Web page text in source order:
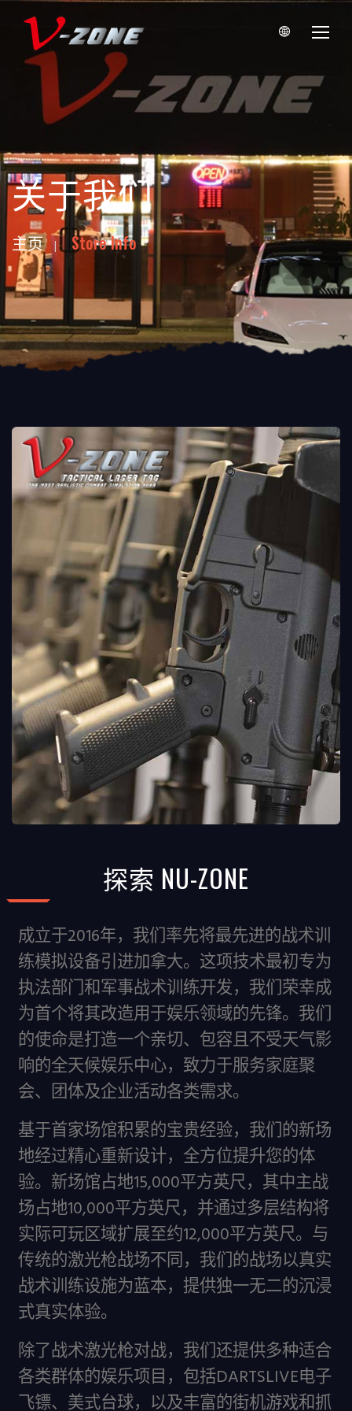
关于我们
主页 Store Info
探索 NU-ZONE
成立于2016年，我们率先将最先进的战术训
练模拟设备引进加拿大。这项技术最初专为
执法部门和军事战术训练开发，我们荣幸成
为首个将其改造用于娱乐领域的先锋。我们
的使命是打造一个亲切、包容且不受天气影
响的全天候娱乐中心，致力于服务家庭聚
会、团体及企业活动各类需求。
基于首家场馆积累的宝贵经验，我们的新场
地经过精心重新设计，全方位提升您的体
验。新场馆占地15,000平方英尺，其中主战
场占地10,000平方英尺，并通过多层结构将
实际可玩区域扩展至约12,000平方英尺。与
传统的激光枪战场不同，我们的战场以真实
战术训练设施为蓝本，提供独一无二的沉浸
式真实体验。
除了战术激光枪对战，我们还提供多种适合
各类群体的娱乐项目，包括DARTSLIVE电子
飞镖、美式台球，以及丰富的街机游戏和抓